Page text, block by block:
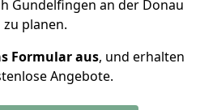
Gundelfingen an der Donau
zu planen.
Formular aus, und erhalten
Angebote.